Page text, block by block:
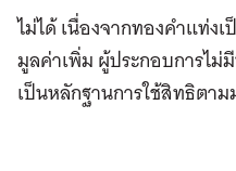
ไม่ได้ เนื่องจากทองคำแท่ง
มูลค่าเพิ่ม ผู้ประกอบการไ
เป็นหลักฐานการใช้สิทธิตา